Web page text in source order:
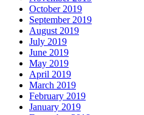
October 2019
September 2019
August 2019
July 2019
June 2019
May 2019
April 2019
March 2019
February 2019
January 2019